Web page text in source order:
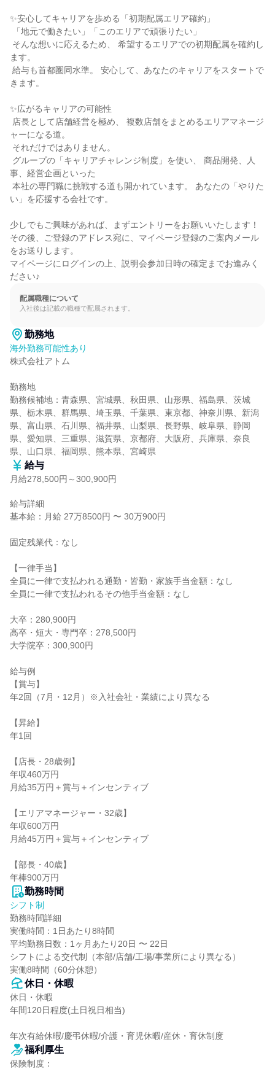
✨安心してキャリアを歩める「初期配属エリア確約」
ます。
きます。
✨広がるキャリアの可能性
ャーになる道。
事、経営企画といった
い」を応援する会社です。
少しでもご興味があれば、まずエントリーをお願いいたします！
その後、ご登録のアドレス宛に、マイページ登録のご案内メール
をお送りします。
マイページにログインの上、説明会参加日時の確定までお進みく
ださい♪
配属職種について
入社後は記載の職種で配属されます。
勤務地
海外勤務可能性あり
株式会社アトム
勤務地
勤務候補地：青森県、宮城県、秋田県、山形県、福島県、茨城
県、栃木県、群馬県、埼玉県、千葉県、東京都、神奈川県、新潟
県、富山県、石川県、福井県、山梨県、長野県、岐阜県、静岡
県、愛知県、三重県、滋賀県、京都府、大阪府、兵庫県、奈良
県、山口県、福岡県、熊本県、宮崎県
給与
月給278,500円～300,900円
給与詳細
基本給：月給 27万8500円 〜 30万900円
固定残業代：なし
【一律手当】
全員に一律で支払われる通勤・皆勤・家族手当金額：なし
全員に一律で支払われるその他手当金額：なし
大卒：280,900円
高卒・短大・専門卒：278,500円
大学院卒：300,900円
給与例
【賞与】
年2回（7月・12月）※入社会社・業績により異なる
【昇給】
年1回
【店長・28歳例】
年収460万円
月給35万円＋賞与＋インセンティブ
【エリアマネージャー・32歳】
年収600万円
月給45万円＋賞与＋インセンティブ
【部長・40歳】
年棒900万円
勤務時間
シフト制
勤務時間詳細
実働時間：1日あたり8時間
平均勤務日数：1ヶ月あたり20日 〜 22日
シフトによる交代制（本部/店舗/工場/事業所により異なる）
実働8時間（60分休憩）
休日・休暇
休日・休暇
年間120日程度(土日祝日相当)
年次有給休暇/慶弔休暇/介護・育児休暇/産休・育休制度
福利厚生
保険制度：